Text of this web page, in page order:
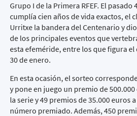
Grupo I de la Primera RFEF. El
cumplía cien años de vida exactos, el
Urritxe la bandera del Centenario y
de los principales eventos que
esta efeméride, entre los que figura el
30 de enero.
En esta ocasión, el sorteo
y pone en juego un premio de
la serie y 49 premios de 35.000 euros
número premiado. Además, 450